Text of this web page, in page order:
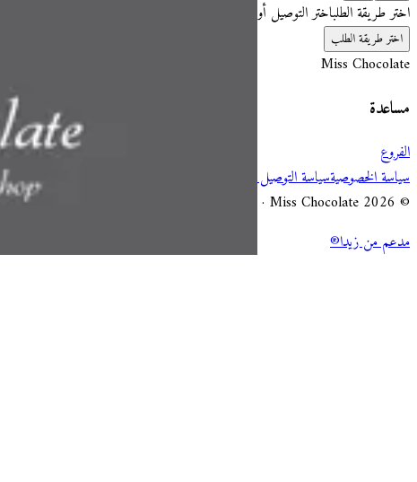
اختر طريقة الطلباختر التوصيل أو الاستلام حتى نتمكن من عرض هذا الصنف وبدء طلبك
اختر طريقة الطلب
Miss Chocolate
مساعدة
الفروع
سياسة الخصوصيةسياسة التوصيل والإلغاء
© 2026 Miss Chocolate · جميع الحقوق محفوظة.
مدعم من زيدا®